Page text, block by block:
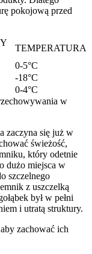
pokojową przed
TEMPERATURA
0-5°C
-18°C
0-4°C
w
zaczyna się już w
świeżość,
który odetnie
dużo miejsca w
szczelnego
z uszczelką
był w pełni
i utratą struktury.
zachować ich